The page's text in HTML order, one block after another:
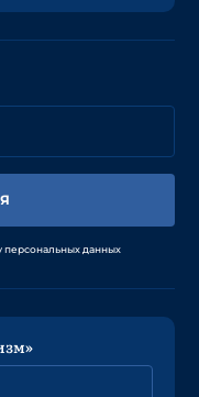
персональных данных